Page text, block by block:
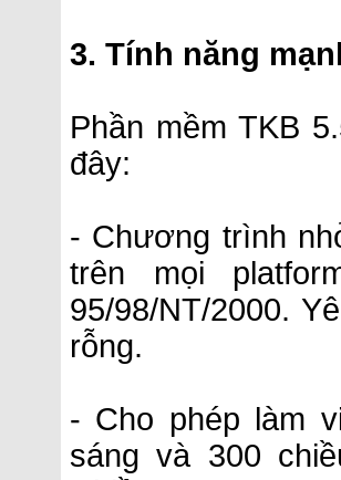
3. Tính năng
Phần mềm TKB
đây:
- Chương trình
trên mọi
95/98/NT/2000.
rỗng.
- Cho phép làm
sáng và 300